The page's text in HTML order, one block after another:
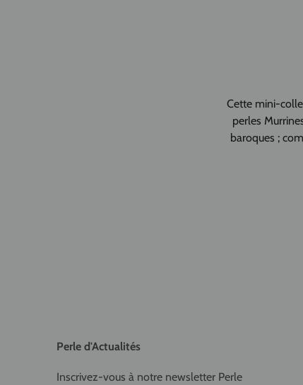
Cette mini-
perles
baroques ;
Perle d'Actualités
Inscrivez-vous à notre newsletter Perle